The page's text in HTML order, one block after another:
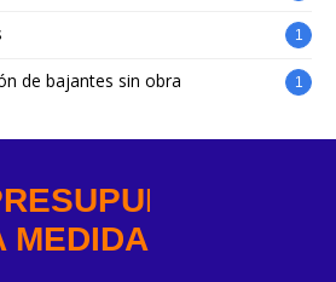
1
de bajantes sin obra 1
MEDIDA